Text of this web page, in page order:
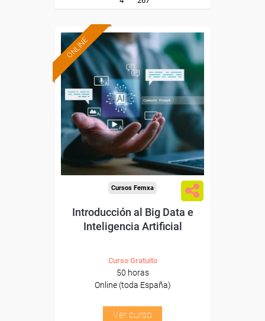
ONLINE
Formación 100%
subvencionada.
Para desempleados,
trabajadores y autónomos.
Sector
-Servicios a las Empresas.
Cursos Femxa
Introducción al Big Data e
Inteligencia Artificial
Curso Gratuito
50 horas
Online (toda España)
Ver curso